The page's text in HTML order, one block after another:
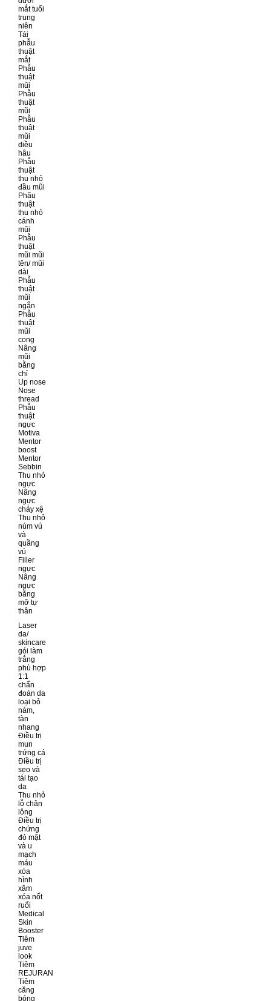
mắt tuổi
trung
niên
Tái
phẫu
thuật
mắt
Phẫu
thuật
mũi
Phẫu
thuật
mũi
Phẫu
thuật
mũi
diều
hâu
Phẫu
thuật
thu nhỏ
đầu mũi
Phãu
thuật
thu nhỏ
cánh
mũi
Phẫu
thuật
mũi mũi
tên/ mũi
dài
Phẫu
thuật
mũi
ngắn
Phẫu
thuật
mũi
cong
Nâng
mũi
bằng
chỉ
Up nose
Nose
thread
Phẫu
thuật
ngực
Motiva
Mentor
boost
Mentor
Sebbin
Thu nhỏ
ngực
Nâng
ngực
chảy xệ
Thu nhỏ
núm vú
và
quầng
vú
Filler
ngực
Nâng
ngực
bằng
mỡ tự
thân
Laser
da/
skincare
gói làm
trắng
phù hợp
1:1
chẩn
đoán da
loại bỏ
nám,
tàn
nhang
Điều trị
mun
trứng cá
Điều trị
sẹo và
tái tạo
da
Thu nhỏ
lỗ chân
lông
Điều trị
chứng
đỏ mặt
và u
mạch
máu
xóa
hình
xăm
xóa nốt
ruổi
Medical
Skin
Booster
Tiêm
juve
look
Tiêm
REJURAN
Tiêm
căng
bóng